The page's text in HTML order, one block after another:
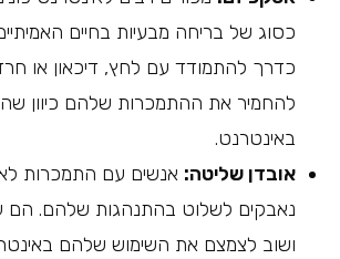
כסוג של בריחה מבעיות בחיים
כדרך להתמודד עם לחץ, דיכאון או
להחמיר את ההתמכרות שלהם כיוון
באינטרנט.
אובדן שליטה: אנשים עם התמכרות
נאבקים לשלוט בהתנהגות שלהם. הם
ושוב לצמצם את השימוש שלהם